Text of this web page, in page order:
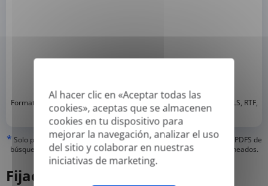
Al hacer clic en «Aceptar todas las
cookies», aceptas que se almacenen
cookies en tu dispositivo para
mejorar la navegación, analizar el uso
del sitio y colaborar en nuestras
iniciativas de marketing.
Formatos compatibles: DOC, DOCX, ODT, PDF *, CSV, PPTX, XLSX, XLS, RTF,
TXT
* Solo podemos traducir pdfs 'verdaderos' o creados digitalmente y PDFS de
búsqueda, pero no podemos traducir PDFS 'solo de imagen' o escaneados.
Fijación de precios